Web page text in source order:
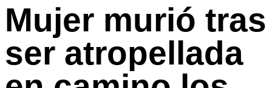
Mujer murió tras
ser atropellada